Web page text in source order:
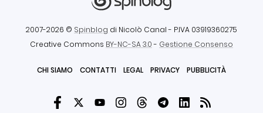
2007-2026 © Spinblog di Nicolò Canal - P.IVA 03919360275
Creative Commons BY-NC-SA 3.0- Gestione Consenso
CHI SIAMO CONTATTI LEGAL PRIVACY PUBBLICITÀ